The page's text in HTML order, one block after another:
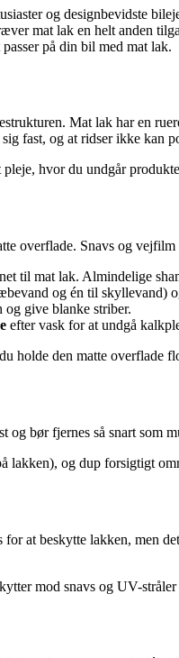
og designbevidste
mat lak en helt anden
på din bil med mat lak.
Mat lak har en
fast, og at ridser ikke kan
hvor du undgår
overflade. Snavs og
til mat lak. Almindelige
og én til skyllevand)
og give blanke striber.
efter vask for at undgå
holde den matte overflade
og bør fjernes så snart
lakken), og dup forsigtigt
at beskytte lakken, men
mod snavs og UV-